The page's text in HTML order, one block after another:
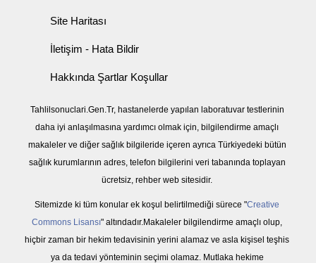
Site Haritası
İletişim - Hata Bildir
Hakkında Şartlar Koşullar
Tahlilsonuclari.Gen.Tr, hastanelerde yapılan laboratuvar testlerinin
daha iyi anlaşılmasına yardımcı olmak için, bilgilendirme amaçlı
makaleler ve diğer sağlık bilgileride içeren ayrıca Türkiyedeki bütün
sağlık kurumlarının adres, telefon bilgilerini veri tabanında toplayan
ücretsiz, rehber web sitesidir.
Sitemizde ki tüm konular ek koşul belirtilmediği sürece "Creative
Commons Lisansı" altındadır.Makaleler bilgilendirme amaçlı olup,
hiçbir zaman bir hekim tedavisinin yerini alamaz ve asla kişisel teşhis
ya da tedavi yönteminin seçimi olamaz. Mutlaka hekime